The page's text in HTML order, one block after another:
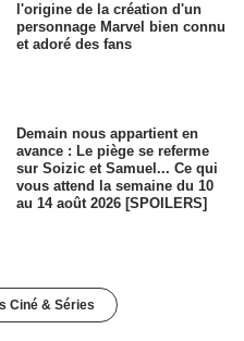
l'origine de la création d'un
personnage Marvel bien connu
et adoré des fans
Demain nous appartient en
avance : Le piège se referme
sur Soizic et Samuel... Ce qui
vous attend la semaine du 10
au 14 août 2026 [SPOILERS]
Ciné & Séries